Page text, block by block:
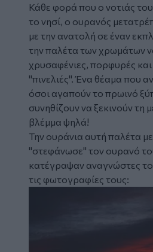
Κάθε φορά που ο νοτιάς
το νησί, ο ουρανός
με την ανατολή σε έναν
την παλέτα των χρωμάτων
χρυσαφένιες, πορφυρές και
"πινελιές". Ένα θέαμα που
όσοι αγαπούν το πρωινό
συνηθίζουν να ξεκινούν τη
βλέμμα ψηλά!
Την ουράνια αυτή παλέτα
"στεφάνωσε" τον ουρανό
κατέγραψαν αναγνώστες
τις φωτογραφίες τους: